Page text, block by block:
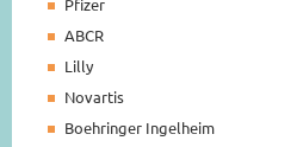
ABCR
Lilly
Novartis
Boehringer Ingelheim